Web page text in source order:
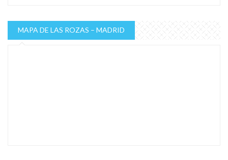
MAPA DE LAS ROZAS – MADRID